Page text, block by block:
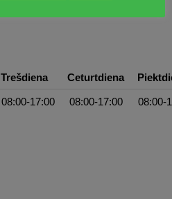
Trešdiena Ceturtdiena
08:00-17:00 08:00-17:00 08:00-